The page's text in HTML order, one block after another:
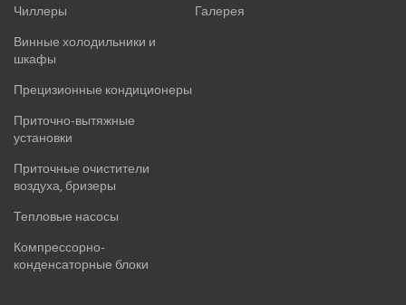
Чиллеры
Винные холодильники и
шкафы
Прецизионные кондиционеры
Приточно-вытяжные
установки
Приточные очистители
воздуха, бризеры
Тепловые насосы
Компрессорно-
конденсаторные блоки
Галерея